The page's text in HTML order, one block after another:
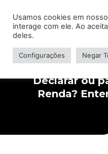
Declarar ou
Renda?
Usamos cookies em
interage com ele. Ao
deles.
Configurações Negar